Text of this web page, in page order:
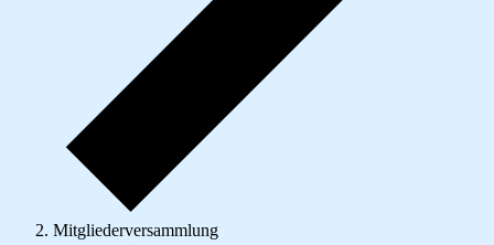
Mitgliederversammlung